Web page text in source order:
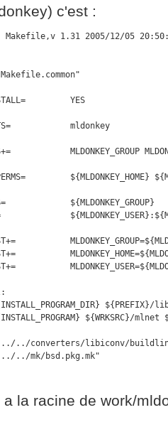
c'est :
Makefile,v 1.31 2005/12/05
YES
mldonkey
MLDONKEY_GROUP
${MLDONKEY_HOME}
${MLDONKEY_GROUP}
${PREFIX}/
${WRKSRC}/mlnet
../converters/libiconv/
../mk/bsd.pkg.mk"
a la racine de work/